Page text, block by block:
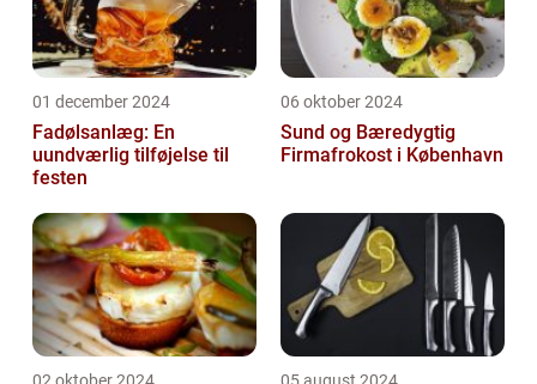
01 december 2024
Fadølsanlæg: En
uundværlig tilføjelse til
festen
06 oktober 2024
Sund og Bæredygtig
Firmafrokost i København